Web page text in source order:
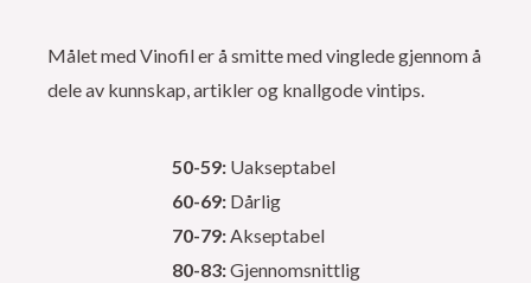
Målet med Vinofil er å smitte med vinglede gjennom å
dele av kunnskap, artikler og knallgode vintips.
50-59:Uakseptabel
60-69:Dårlig
70-79:Akseptabel
80-83:Gjennomsnittlig